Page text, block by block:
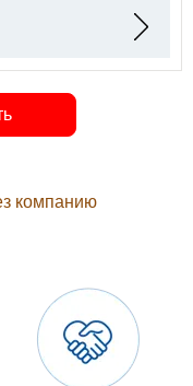
компанию